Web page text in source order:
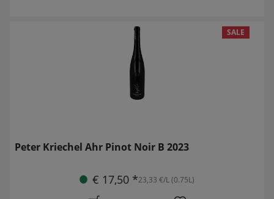
SALE
Peter Kriechel Ahr Pinot Noir B 2023
€ 17,50 *23,33 €/L (0.75L)